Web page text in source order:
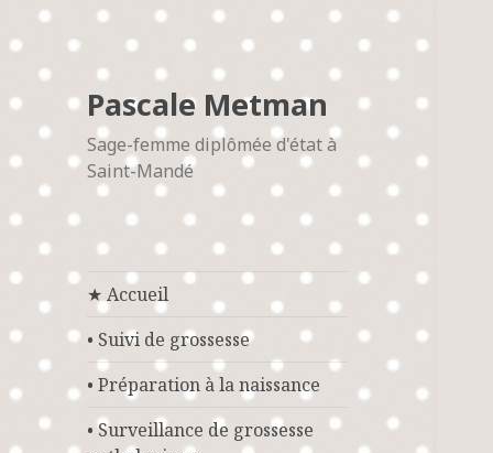
Pascale Metman
Sage-femme diplômée d'état à
Saint-Mandé
★ Accueil
• Suivi de grossesse
• Préparation à la naissance
• Surveillance de grossesse